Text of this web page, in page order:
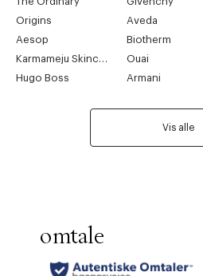
Origins
Aveda
Aesop
Biotherm
Ouai
Hugo Boss
Armani
Vis alle